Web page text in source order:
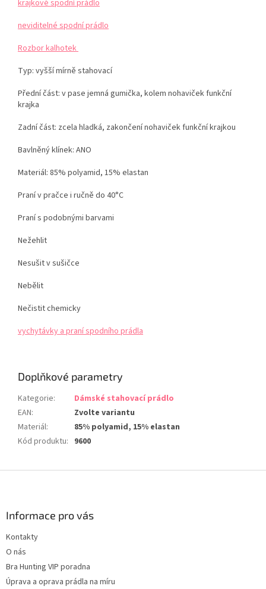
krajkové spodní prádlo
neviditelné spodní prádlo
Rozbor kalhotek
Typ: vyšší mírně stahovací
Přední část: v pase jemná gumička, kolem nohaviček funkční
krajka
Zadní část: zcela hladká, zakončení nohaviček funkční krajkou
Bavlněný klínek: ANO
Materiál: 85% polyamid, 15% elastan
Praní v pračce i ručně do 40°C
Praní s podobnými barvami
Nežehlit
Nesušit v sušičce
Nebělit
Nečistit chemicky
vychytávky a praní spodního prádla
Doplňkové parametry
Kategorie:
Dámské stahovací prádlo
EAN:
Zvolte variantu
Materiál:
85% polyamid, 15% elastan
Kód produktu: 9600
Informace pro vás
Kontakty
O nás
Bra Hunting VIP poradna
Úprava a oprava prádla na míru